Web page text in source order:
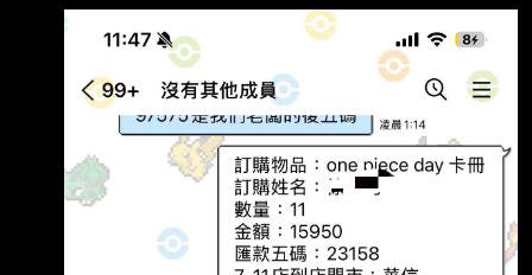
https://i.urusai.cc/dgdNL.jpg 這個人還跟他預祝
生日快樂 結果他只已讀 然後隔天說收到了 這三
小態度 https://i.urusai.cc/HKC2F.jpg 這個也是
給錢了 然後手勢Ok就這樣 說謝謝到底有什麼難
啦 做人有必要這樣嗎 講真的啦 如果我是卡牌粉
最多買一次而已 這種態度爛成這樣 誰還會想跟
他買東西 --